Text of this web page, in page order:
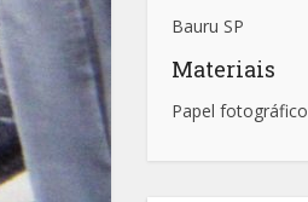
Bauru SP
Materiais
Papel fotográfico